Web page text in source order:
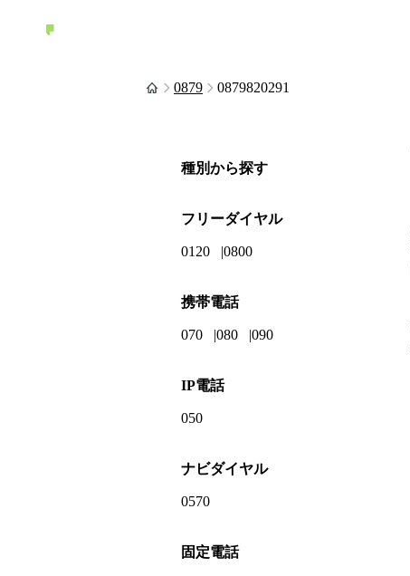
0879 0879820291
種別から探す
フリーダイヤル
0120 0800
携帯電話
070 080 090
IP電話
050
ナビダイヤル
0570
固定電話